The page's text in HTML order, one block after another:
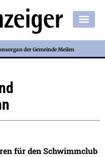
der Gemeinde Meilen
für den Schwimmclub